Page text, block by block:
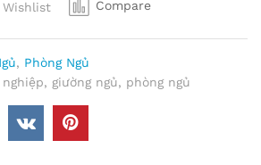
Wishlist Compare
, Phòng Ngủ
nghiệp, giường ngủ, phòng ngủ